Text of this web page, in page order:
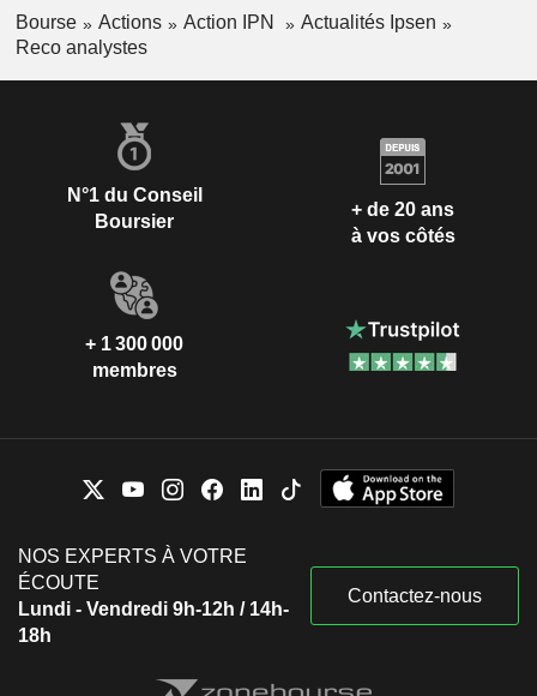
Bourse Actions Action IPN
Actualités Ipsen
Reco analystes
N°1 du Conseil
Boursier
+ de 20 ans
à vos côtés
+ 1 300 000
membres
NOS EXPERTS À VOTRE
ÉCOUTE
Lundi - Vendredi 9h-12h / 14h-
18h
Contactez-nous